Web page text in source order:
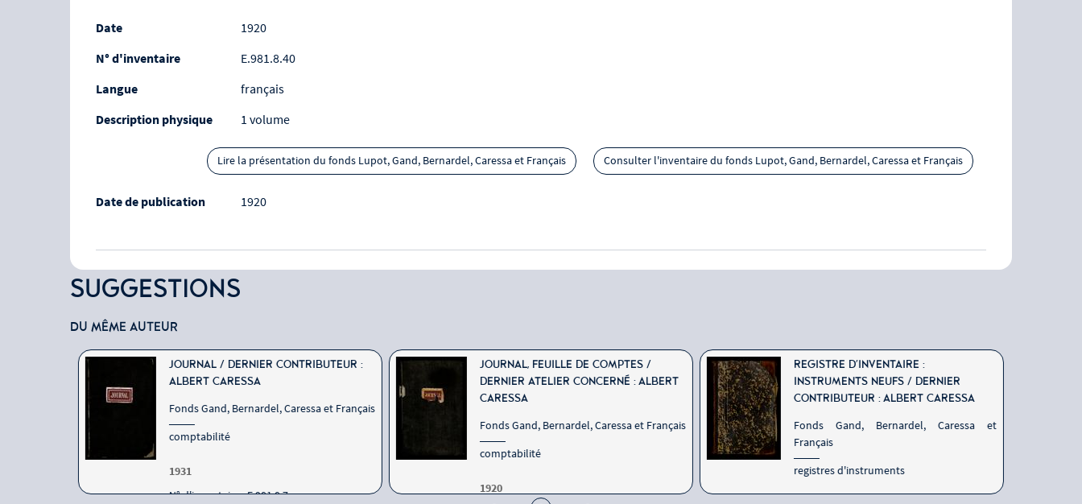
Date 1920
N° d'inventaire E.981.8.40
Langue français
Description physique 1 volume
Lire la présentation du fonds Lupot, Gand, Bernardel, Caressa et Français Consulter l'inventaire du fonds Lupot, Gand, Bernardel, Caressa et Français
Date de publication 1920
SUGGESTIONS
DU MÊME AUTEUR
JOURNAL, FEUILLE DE COMPTES /
DERNIER ATELIER CONCERNÉ : ALBERT
CARESSA
Fonds Gand, Bernardel, Caressa et Français
comptabilité
1920
REGISTRE D'INVENTAIRE :
INSTRUMENTS NEUFS / DERNIER
CONTRIBUTEUR : ALBERT CARESSA
Fonds Gand, Bernardel, Caressa et
Français
registres d'instruments
JOURNAL / DERNIER CONTRIBUTEUR :
ALBERT CARESSA
Fonds Gand, Bernardel, Caressa et Français
comptabilité
1931
N° d'inventaire : E.981.8.7